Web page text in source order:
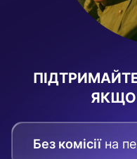
ЯКЩО
Без комісії на